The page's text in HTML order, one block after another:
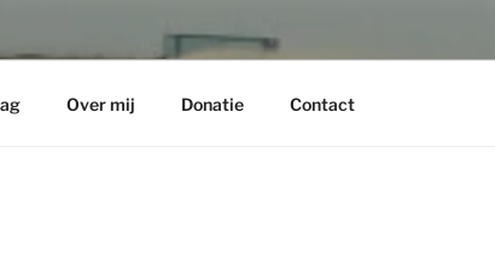
Over mij Donatie Contact